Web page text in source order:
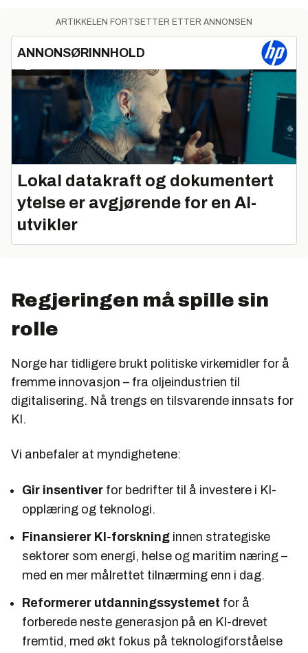
ARTIKKELEN FORTSETTER ETTER ANNONSEN
ANNONSØRINNHOLD
Lokal datakraft og dokumentert
ytelse er avgjørende for en AI-
utvikler
Regjeringen må spille sin
rolle
Norge har tidligere brukt politiske virkemidler for å
fremme innovasjon – fra oljeindustrien til
digitalisering. Nå trengs en tilsvarende innsats for
KI.
Vi anbefaler at myndighetene:
Gir insentiver for bedrifter til å investere i KI-
opplæring og teknologi.
Finansierer KI-forskning innen strategiske
sektorer som energi, helse og maritim næring –
med en mer målrettet tilnærming enn i dag.
Reformerer utdanningssystemet for å
forberede neste generasjon på en KI-drevet
fremtid, med økt fokus på teknologiforståelse